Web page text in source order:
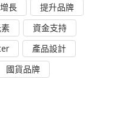
長
提升品牌
資金支持
產品設計
國貨品牌